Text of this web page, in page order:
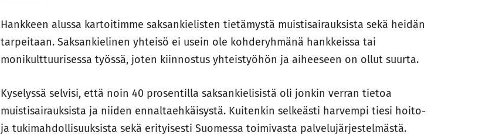
Hankkeen alussa kartoitimme saksankielisten tietämystä muistisairauksista sekä heidän
tarpeitaan. Saksankielinen yhteisö ei usein ole kohderyhmänä hankkeissa tai
monikulttuurisessa työssä, joten kiinnostus yhteistyöhön ja aiheeseen on ollut suurta.
Kyselyssä selvisi, että noin 40 prosentilla saksankielisistä oli jonkin verran tietoa
muistisairauksista ja niiden ennaltaehkäisystä. Kuitenkin selkeästi harvempi tiesi hoito-
ja tukimahdollisuuksista sekä erityisesti Suomessa toimivasta palvelujärjestelmästä.